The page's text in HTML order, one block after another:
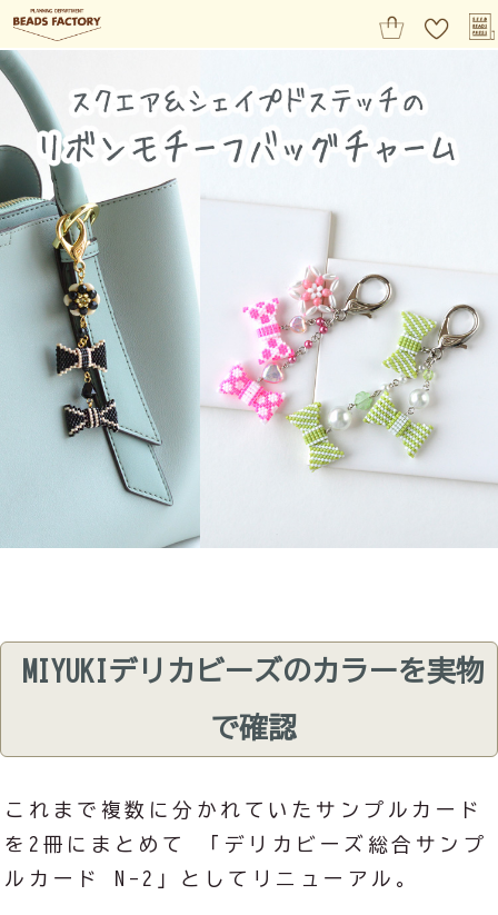
MIYUKIデリカビーズのカラーを実物
で確認
これまで複数に分かれていたサンプルカード
を2冊にまとめて 「デリカビーズ総合サンプ
ルカード N-2」としてリニューアル。